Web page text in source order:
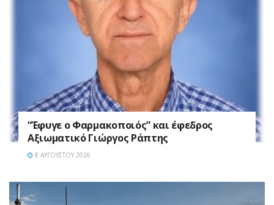
“Έφυγε ο Φαρμακοποιός” και έφεδρος
Αξιωματικό Γιώργος Ράπτης
8 ΑΥΓΟΎΣΤΟΥ 2026